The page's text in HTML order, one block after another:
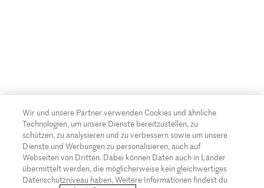
Wir und unsere Partner verwenden Cookies und ähnliche
Technologien, um unsere Dienste bereitzustellen, zu
schützen, zu analysieren und zu verbessern sowie um unsere
Dienste und Werbungen zu personalisieren, auch auf
Webseiten von Dritten. Dabei können Daten auch in Länder
übermittelt werden, die möglicherweise kein gleichwertiges
Datenschutzniveau haben. Weitere Informationen findest du